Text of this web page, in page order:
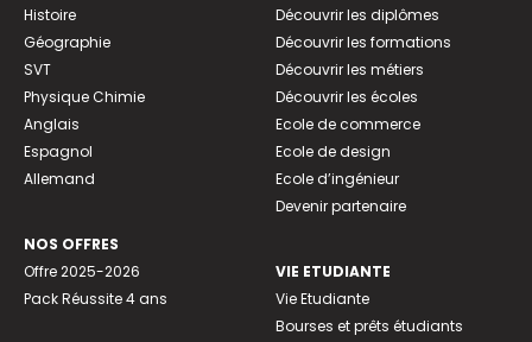
Histoire
Géographie
SVT
Physique Chimie
Anglais
Espagnol
Allemand
NOS OFFRES
Offre 2025-2026
Pack Réussite 4 ans
Découvrir les diplômes
Découvrir les formations
Découvrir les métiers
Découvrir les écoles
Ecole de commerce
Ecole de design
Ecole d’ingénieur
Devenir partenaire
VIE ETUDIANTE
Vie Etudiante
Bourses et prêts étudiants